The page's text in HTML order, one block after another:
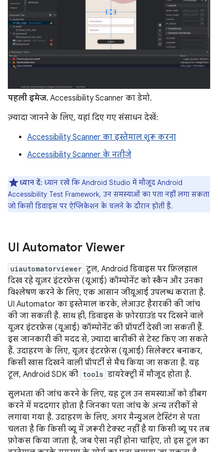
पहली इमेज. Accessibility Scanner का डेमो.
ज़्यादा जानने के लिए, यहां दिए गए संसाधन देखें:
Accessibility Scanner का इस्तेमाल शुरू करना
Accessibility Scanner के नतीजे
ध्यान दें: ध्यान रखें कि Android Studio में मौजूद Android
Accessibility Test Framework, उन समस्याओं का पता नहीं लगा सकता
जो किसी डिवाइस पर ऐप्लिकेशन के चलने के दौरान होती हैं.
UI Automator Viewer
uiautomatorviewer टूल, Android डिवाइस पर फ़िलहाल
दिख रहे यूज़र इंटरफ़ेस (यूआई) कॉम्पोनेंट को स्कैन और उनका
विश्लेषण करने के लिए, एक आसान जीयूआई उपलब्ध कराता है.
UI Automator का इस्तेमाल करके, लेआउट हैरारकी की जांच
की जा सकती है. साथ ही, डिवाइस के फ़ोरग्राउंड पर दिखने वाले
यूज़र इंटरफ़ेस (यूआई) कॉम्पोनेंट की प्रॉपर्टी देखी जा सकती हैं.
इस जानकारी की मदद से, ज़्यादा बारीकी से टेस्ट किए जा सकते
हैं. उदाहरण के लिए, यूज़र इंटरफ़ेस (यूआई) सिलेक्टर बनाकर,
किसी खास दिखने वाली प्रॉपर्टी से मैच किया जा सकता है. यह
टूल, Android SDK की tools डायरेक्ट्री में मौजूद होता है.
सुलभता की जांच करने के लिए, यह टूल उन समस्याओं को डीबग
करने में मददगार होता है जिनका पता जांच के अन्य तरीकों से
लगाया गया है. उदाहरण के लिए, अगर मैन्युअल टेस्टिंग से पता
चलता है कि किसी व्यू में ज़रूरी टेक्स्ट नहीं है या किसी व्यू पर तब
फ़ोकस किया जाता है, जब ऐसा नहीं होना चाहिए, तो इस टूल का